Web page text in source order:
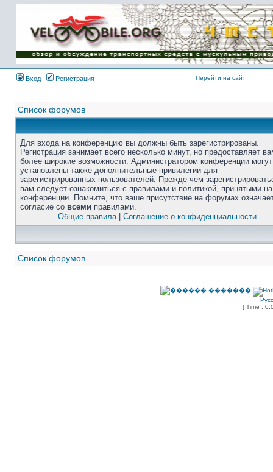
Вход Регистрация Перейти на сайт
Список форумов
Для входа на конференцию вы должны быть зарегистрированы.
Регистрация занимает всего несколько минут, но предоставляет
более широкие возможности. Администратором конференции
установлены также дополнительные привилегии для
зарегистрированных пользователей. Прежде чем
вам следует ознакомиться с правилами и политикой, принятыми на
конференции. Помните, что ваше присутствие на форумах
согласие со всеми правилами.
Общие правила| Соглашение о конфиденциальности
Список форумов
[ Time :